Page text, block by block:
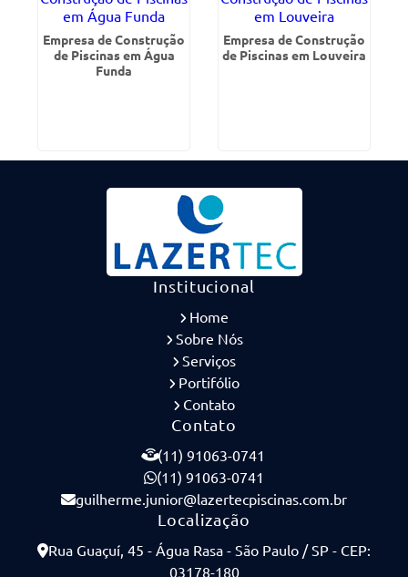
Empresa de Construção
de Piscinas em Água
Funda
Empresa de Construção
de Piscinas em Louveira
Institucional
Home
Sobre Nós
Serviços
Portifólio
Contato
Contato
(11) 91063-0741
(11) 91063-0741
guilherme.junior@lazertecpiscinas.com.br
Localização
Rua Guaçuí, 45 - Água Rasa - São Paulo / SP - CEP:
03178-180